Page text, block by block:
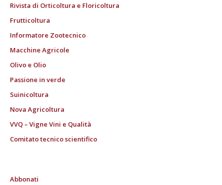
Rivista di Orticoltura e Floricoltura
Frutticoltura
Informatore Zootecnico
Macchine Agricole
Olivo e Olio
Passione in verde
Suinicoltura
Nova Agricoltura
VVQ – Vigne Vini e Qualità
Comitato tecnico scientifico
Abbonati